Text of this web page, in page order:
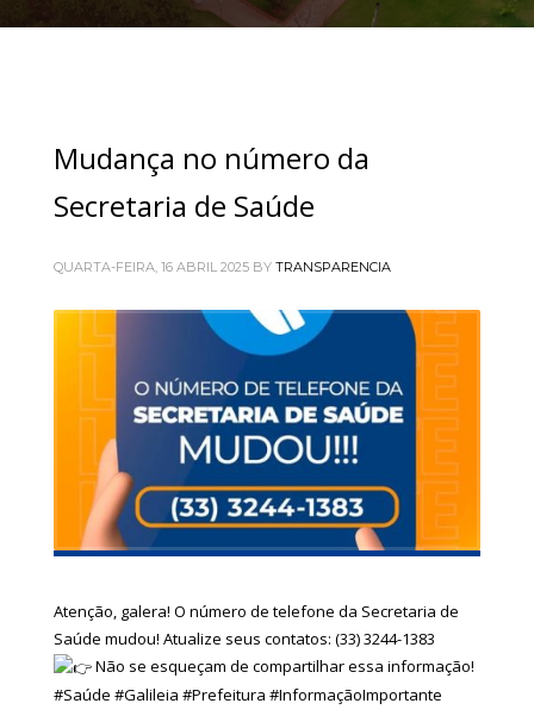
Mudança no número da
Secretaria de Saúde
QUARTA-FEIRA, 16 ABRIL 2025 BY TRANSPARENCIA
Atenção, galera! O número de telefone da Secretaria de
Saúde mudou! Atualize seus contatos: (33) 3244-1383
Não se esqueçam de compartilhar essa informação!
#Saúde #Galileia #Prefeitura #InformaçãoImportante